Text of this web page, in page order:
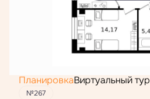
ПланировкаВиртуальный тур
№267